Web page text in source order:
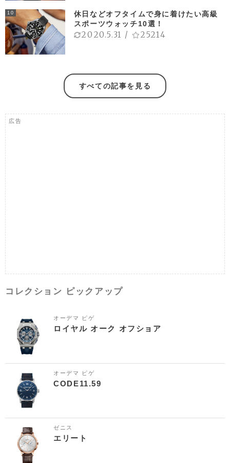
10
休日などオフタイムで身に着けたい高級
スポーツウォッチ10選！
2020.5.31 / 25214
すべての記事を見る
広告
コレクション ピックアップ
オーデマ ピゲ
ロイヤル オーク オフショア
オーデマ ピゲ
CODE11.59
ゼニス
エリート